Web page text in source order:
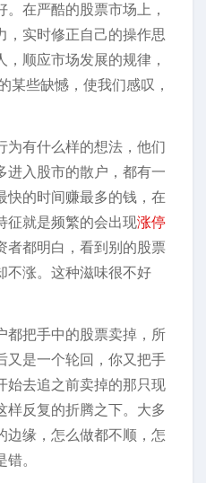
在严酷的股票市场上，
，实时修正自己的操作思
顺应市场发展的规律，
某些缺憾，使我们感叹，
为有什么样的想法，他们
进入股市的散户，都有一
快的时间赚最多的钱，在
征就是频繁的会出现涨停
者都明白，看到别的股票
不涨。这种滋味很不好
都把手中的股票卖掉，所
又是一个轮回，你又把手
始去追之前卖掉的那只现
样反复的折腾之下。大多
边缘，怎么做都不顺，怎
。